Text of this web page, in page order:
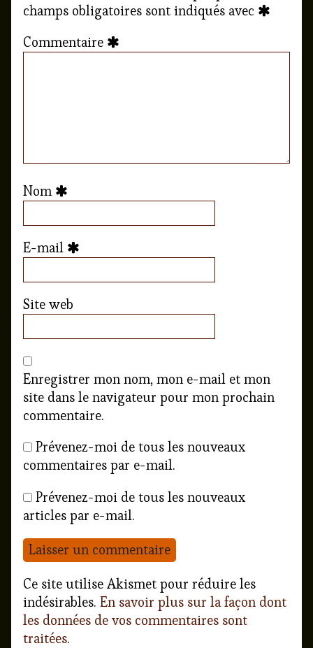
champs obligatoires sont indiqués avec
Commentaire
Nom
E-mail
Site web
Enregistrer mon nom, mon e-mail et mon
site dans le navigateur pour mon prochain
commentaire.
Prévenez-moi de tous les nouveaux
commentaires par e-mail.
Prévenez-moi de tous les nouveaux
articles par e-mail.
Ce site utilise Akismet pour réduire les
indésirables. En savoir plus sur la façon dont
les données de vos commentaires sont
traitées.